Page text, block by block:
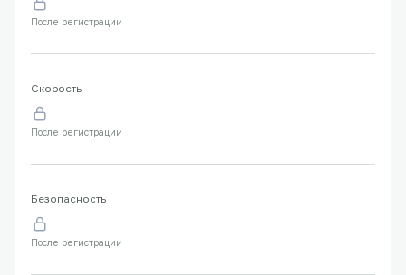
После регистрации
Скорость
После регистрации
Безопасность
После регистрации